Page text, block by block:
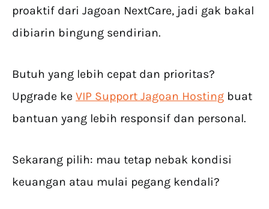
proaktif dari Jagoan NextCare, jadi gak bakal
dibiarin bingung sendirian.
Butuh yang lebih cepat dan prioritas?
Upgrade ke VIP Support Jagoan Hosting buat
bantuan yang lebih responsif dan personal.
Sekarang pilih: mau tetap nebak kondisi
keuangan atau mulai pegang kendali?